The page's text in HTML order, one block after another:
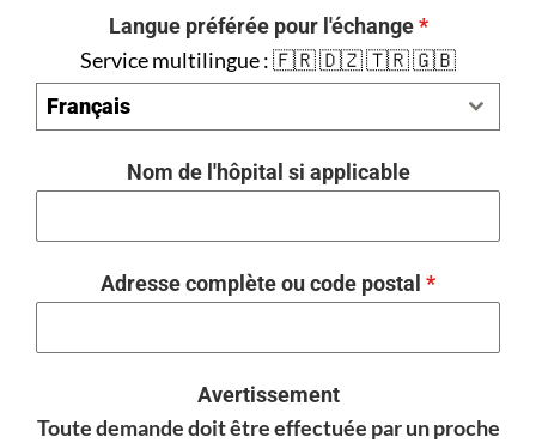
Langue préférée pour l'échange*
Service multilingue : 🇫🇷 🇩🇿 🇹🇷 🇬🇧
Français
Nom de l'hôpital si applicable
Adresse complète ou code postal *
Avertissement
Toute demande doit être effectuée par un proche